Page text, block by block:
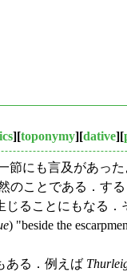
][toponymy][dative][
節にも言及があっ
ことである．す
じることにもなる．
) "beside the
ある．例えば